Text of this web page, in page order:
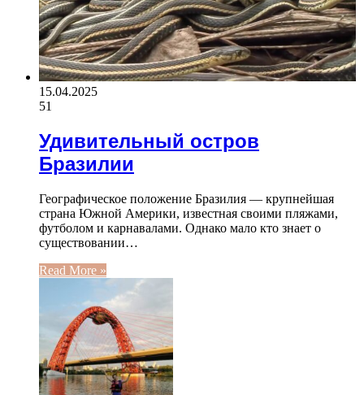
15.04.2025
51
Удивительный остров
Бразилии
Географическое положение Бразилия — крупнейшая
страна Южной Америки, известная своими пляжами,
футболом и карнавалами. Однако мало кто знает о
существовании…
Read More »